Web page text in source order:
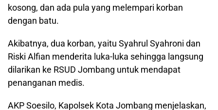
kosong, dan ada pula yang melempari korban
dengan batu.
Akibatnya, dua korban, yaitu Syahrul Syahroni dan
Riski Alfian menderita luka-luka sehingga langsung
dilarikan ke RSUD Jombang untuk mendapat
penanganan medis.
AKP Soesilo, Kapolsek Kota Jombang menjelaskan,